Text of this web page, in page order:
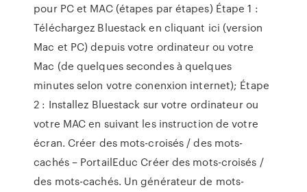
pour PC et MAC (étapes par étapes) Étape 1 :
Téléchargez Bluestack en cliquant ici (version
Mac et PC) depuis votre ordinateur ou votre
Mac (de quelques secondes à quelques
minutes selon votre conenxion internet); Étape
2 : Installez Bluestack sur votre ordinateur ou
votre MAC en suivant les instruction de votre
écran. Créer des mots-croisés / des mots-
cachés – PortailEduc Créer des mots-croisés /
des mots-cachés. Un générateur de mots-